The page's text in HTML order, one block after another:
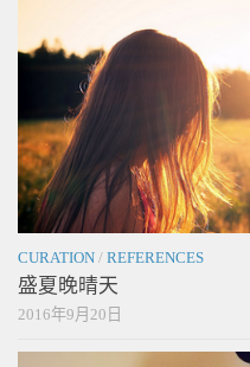
CURATION / REFERENCES
盛夏晚晴天
2016年9月20日